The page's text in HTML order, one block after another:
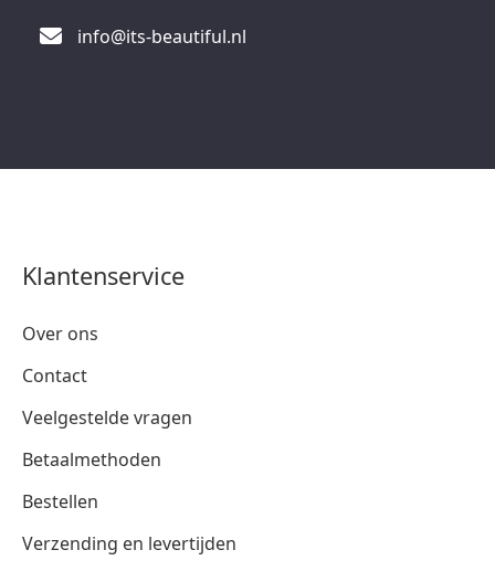
info@its-beautiful.nl
Klantenservice
Over ons
Contact
Veelgestelde vragen
Betaalmethoden
Bestellen
Verzending en levertijden